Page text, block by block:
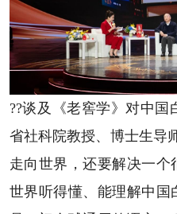
??谈及《老窖学》对中国
省社科院教授、博士生导
走向世界，还要解决一个
世界听得懂、能理解中国